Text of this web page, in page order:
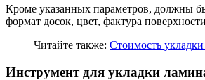
Кроме указанных параметров, должны
формат досок, цвет, фактура
Читайте также: Стоимость
Инструмент для укладки